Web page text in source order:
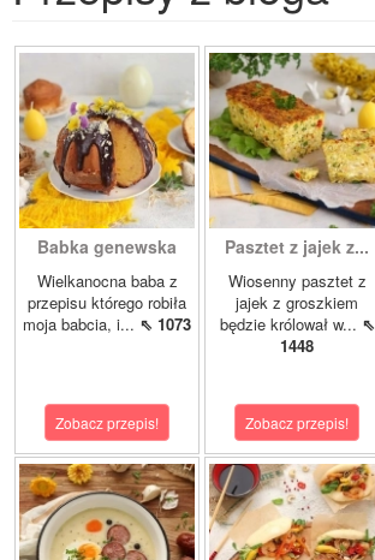
Babka genewska
Wielkanocna baba z
przepisu którego robiła
moja babcia, i... ⇖ 1073
Zobacz przepis!
Pasztet z jajek z...
Wiosenny pasztet z
jajek z groszkiem
będzie królował w... ⇖
1448
Zobacz przepis!